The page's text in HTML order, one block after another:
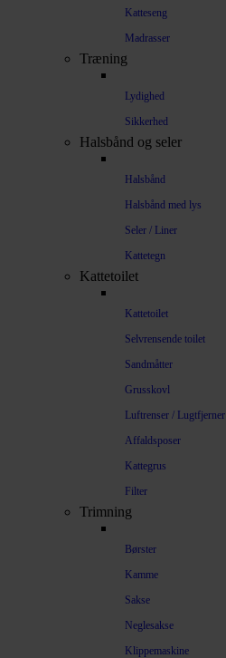
Katteseng
Madrasser
Træning
Lydighed
Sikkerhed
Halsbånd og seler
Halsbånd
Halsbånd med lys
Seler / Liner
Kattetegn
Kattetoilet
Kattetoilet
Selvrensende toilet
Sandmåtter
Grusskovl
Luftrenser / Lugtfjerner
Affaldsposer
Kattegrus
Filter
Trimning
Børster
Kamme
Sakse
Neglesakse
Klippemaskine